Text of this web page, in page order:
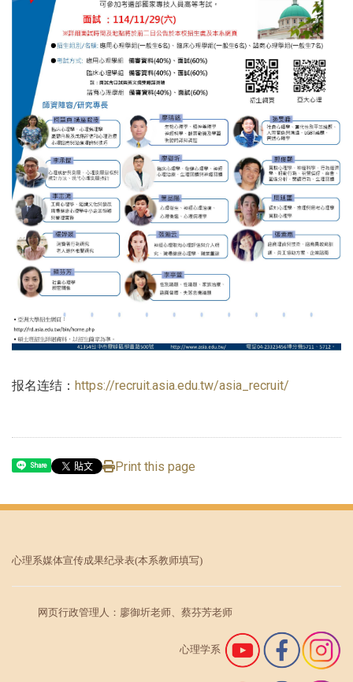
报名连结： https://recruit.asia.edu.tw/asia_recruit/
Share Print this page
心理系媒体宣传成果纪录表(本系教师填写)
网页行政管理人：廖御圻老师、蔡芬芳老师
心理学系